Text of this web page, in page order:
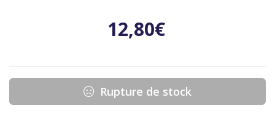
12,80€
Rupture de stock